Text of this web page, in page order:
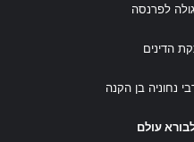
לפרנסה
הדינים
נחוניה בן הקנה
עולם